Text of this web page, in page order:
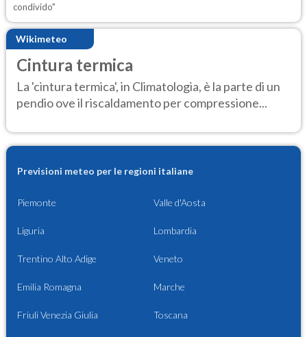
condivido"
Wikimeteo
Cintura termica
La 'cintura termica', in Climatologia, è la parte di un
pendio ove il riscaldamento per compressione...
Previsioni meteo per le regioni italiane
Piemonte Valle d'Aosta
Liguria Lombardia
Trentino Alto Adige Veneto
Emilia Romagna Marche
Friuli Venezia Giulia Toscana